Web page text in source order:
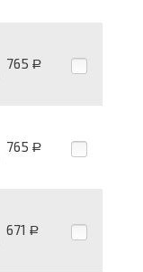
765 Р
765 Р
671 Р